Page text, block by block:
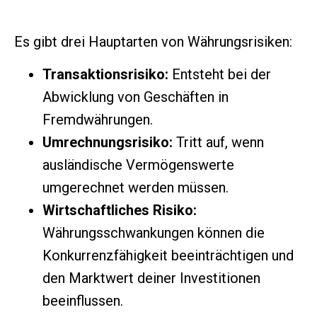
Es gibt drei Hauptarten von Währungsrisiken:
Transaktionsrisiko: Entsteht bei der
Abwicklung von Geschäften in
Fremdwährungen.
Umrechnungsrisiko: Tritt auf, wenn
ausländische Vermögenswerte
umgerechnet werden müssen.
Wirtschaftliches Risiko:
Währungsschwankungen können die
Konkurrenzfähigkeit beeinträchtigen und
den Marktwert deiner Investitionen
beeinflussen.